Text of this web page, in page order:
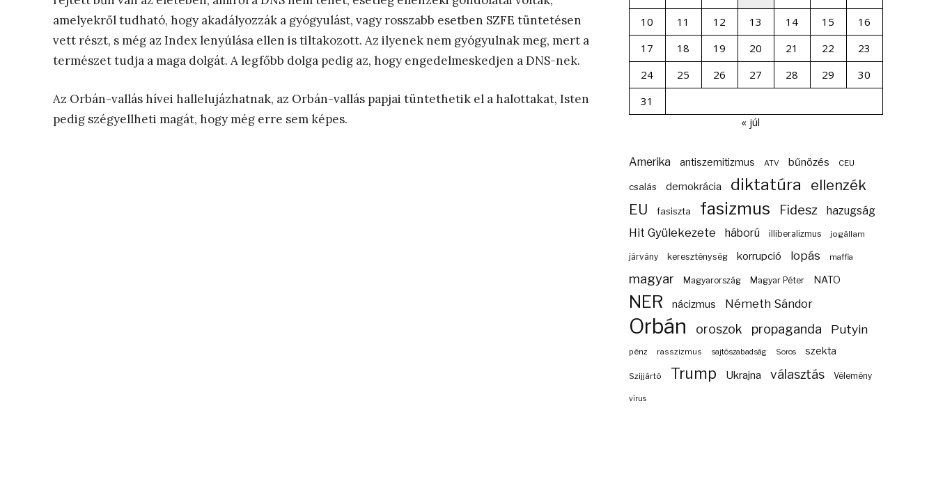
amelyekről tudható, hogy akadályozzák a gyógyulást, vagy rosszabb esetben SZFE tüntetésen
vett részt, s még az Index lenyúlása ellen is tiltakozott. Az ilyenek nem gyógyulnak meg, mert a
természet tudja a maga dolgát. A legfőbb dolga pedig az, hogy engedelmeskedjen a DNS-nek.
Az Orbán-vallás hívei hallelujázhatnak, az Orbán-vallás papjai tüntethetik el a halottakat, Isten
pedig szégyellheti magát, hogy még erre sem képes.
10
11 12 13 14 15
16
17
18 19 20 21 22
23
24
25 26 27 28 29
30
31
« júl
Amerika antiszemitizmus ATV bűnözés CEU
csalás demokrácia diktatúra ellenzék
EU fasiszta fasizmus Fidesz hazugság
Hit Gyülekezete háború illiberalizmus jogállam
járvány kereszténység korrupció lopás maffia
magyar Magyarország Magyar Péter NATO
NER nácizmus Németh Sándor
Orbán oroszok propaganda Putyin
pénz rasszizmus sajtószabadság Soros szekta
Szijjártó Trump Ukrajna választás Vélemény
vírus